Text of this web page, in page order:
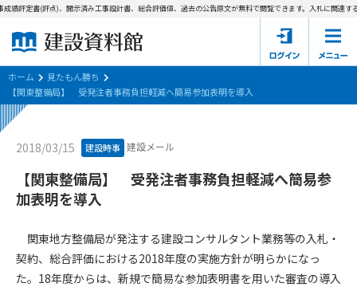
建設資料館とは
東京都の入札資料
国土交通省の入札資料
見たもん勝ち
会員登録について
サポーター会員一覧
評定書(評点)、開示済み工事設計書、総合評価値、過去の公告原文が無料で閲覧できます。入札に関連する
ホーム
見たもん勝ち
【関東整備局】 受発注者事務負担軽減へ簡易参加表明を導入
2018/03/15 建設時事 建設メール
【関東整備局】 受発注者事務負担軽減へ簡易参
加表明を導入
関東地方整備局が発注する建設コンサルタント業務等の入札・
契約、総合評価における2018年度の実施方針が明らかになっ
た。18年度からは、新規で簡易な参加表明書を用いた審査の導入
第1条（規約の目的）
会員サービスの利用条件等について定めるものです。
2. 管理者が建設資料館WEB上で随時掲載するルールは本規約の
一部を構成するものとします。